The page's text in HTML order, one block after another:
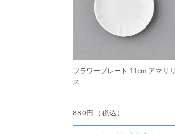
フラワープレート 11cm アマリリ
ス
880円（税込）